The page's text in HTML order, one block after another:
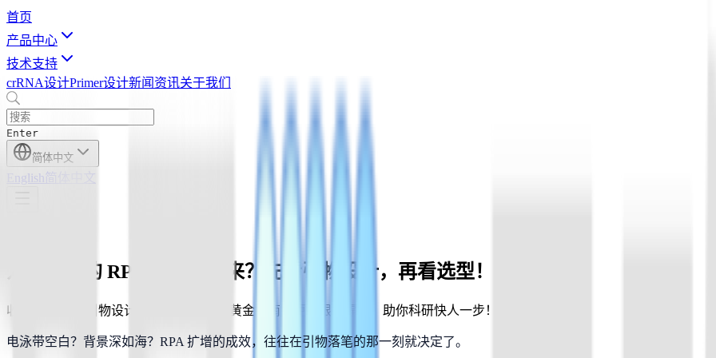
首页
产品中心
技术支持
crRNA设计Primer设计新闻资讯关于我们
Enter
简体中文
English 简体中文
为什么你的 RPA 扩增不出来？先看引物设计，再看选型！
收好这份 RPA引物设计 & 试剂盒选型的黄金指南，更有限时福利，助你科研快人一步！
电泳带空白？背景深如海？RPA 扩增的成效，往往在引物落笔的那一刻就决定了。